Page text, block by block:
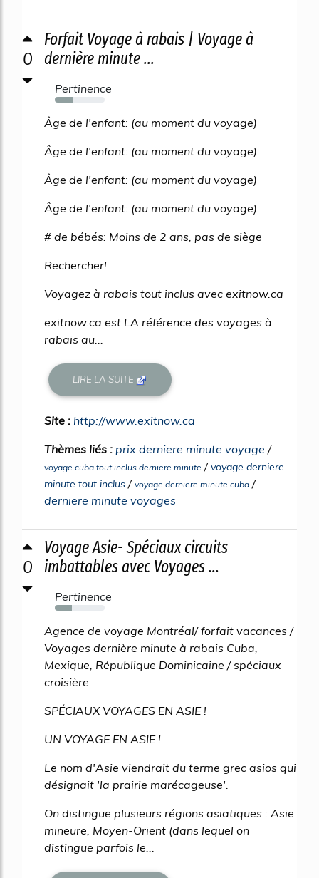
0
Forfait Voyage à rabais | Voyage à
dernière minute ...
Pertinence
35%
Âge de l'enfant: (au moment du voyage)
Âge de l'enfant: (au moment du voyage)
Âge de l'enfant: (au moment du voyage)
Âge de l'enfant: (au moment du voyage)
# de bébés: Moins de 2 ans, pas de siège
Rechercher!
Voyagez à rabais tout inclus avec exitnow.ca
exitnow.ca est LA référence des voyages à
rabais au...
LIRE LA SUITE
Site : http://www.exitnow.ca
Thèmes liés : prix derniere minute voyage /
voyage cuba tout inclus derniere minute /voyage derniere
minute tout inclus / voyage derniere minute cuba /
derniere minute voyages
0
Voyage Asie- Spéciaux circuits
imbattables avec Voyages ...
Pertinence
34%
Agence de voyage Montréal/ forfait vacances /
Voyages dernière minute à rabais Cuba,
Mexique, République Dominicaine / spéciaux
croisière
SPÉCIAUX VOYAGES EN ASIE !
UN VOYAGE EN ASIE !
Le nom d'Asie viendrait du terme grec asios qui
désignait 'la prairie marécageuse'.
On distingue plusieurs régions asiatiques : Asie
mineure, Moyen-Orient (dans lequel on
distingue parfois le...